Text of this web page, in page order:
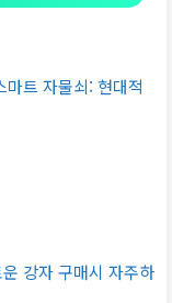
트 자물쇠: 현대적
강자 구매시 자주하